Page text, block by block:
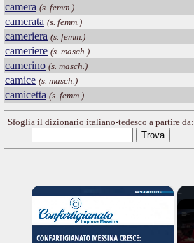
camera (s. femm.)
camerata (s. femm.)
cameriera (s. femm.)
cameriere (s. masch.)
camerino (s. masch.)
camice (s. masch.)
camicetta (s. femm.)
Sfoglia il dizionario italiano-tedesco a partire da:
×